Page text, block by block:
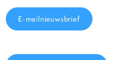
E-mailnieuwsbrief